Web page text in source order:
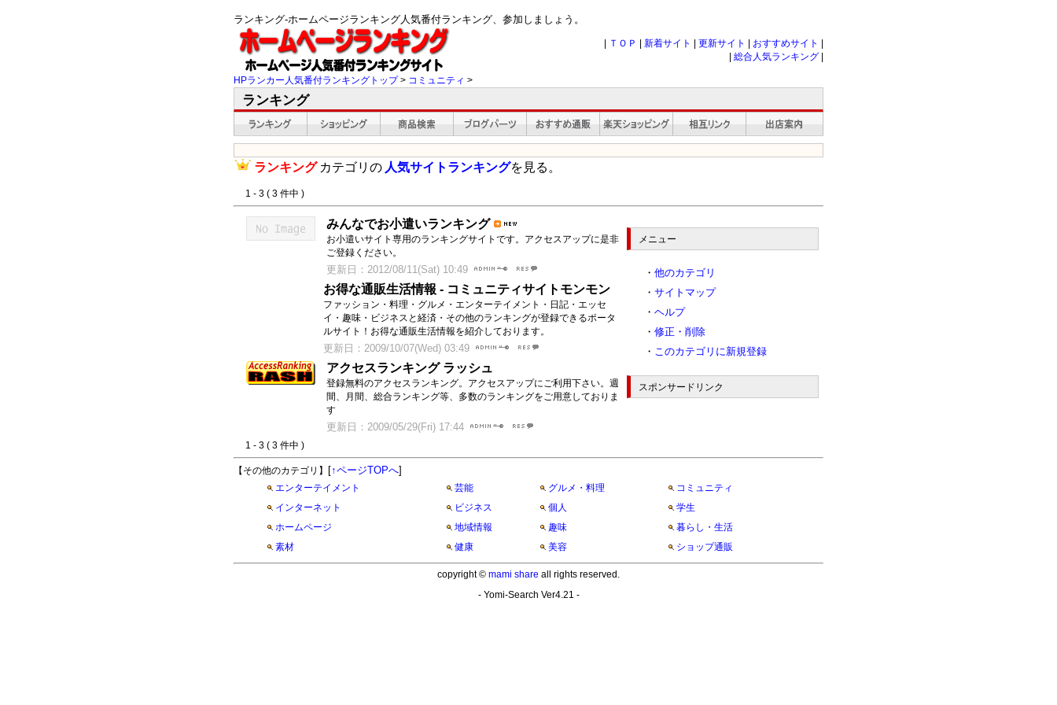
ランキング-ホームページランキング人気番付ランキング、参加しましょう。
ＴＯＰ 新着サイト 更新サイト おすすめサイト
総合人気ランキング
HPランカー人気番付ランキングトップ> コミュニティ >
ランキング
ランキング カテゴリの 人気サイトランキングを見る。
1 - 3 ( 3 件中 )
みんなでお小遣いランキング
お小遣いサイト専用のランキングサイトです。アクセスアップに是非
ご登録ください。
更新日：2012/08/11(Sat) 10:49
お得な通販生活情報 - コミュニティサイトモンモン
ファッション・料理・グルメ・エンターテイメント・日記・エッセ
イ・趣味・ビジネスと経済・その他のランキングが登録できるポータ
ルサイト！お得な通販生活情報を紹介しております。
更新日：2009/10/07(Wed) 03:49
アクセスランキング ラッシュ
登録無料のアクセスランキング。アクセスアップにご利用下さい。週
間、月間、総合ランキング等、多数のランキングをご用意しておりま
す
更新日：2009/05/29(Fri) 17:44
メニュー
・ 他のカテゴリ
・ サイトマップ
・ ヘルプ
・ 修正・削除
・ このカテゴリに新規登録
スポンサードリンク
1 - 3 ( 3 件中 )
【その他のカテゴリ】 [↑ページTOPへ]
エンターテイメント 芸能 グルメ・料理
コミュニティ
インターネット
ビジネス 個人
学生
ホームページ
地域情報 趣味
暮らし・生活
素材
健康 美容 ショップ通販
copyright © mami share all rights reserved.
- Yomi-Search Ver4.21 -